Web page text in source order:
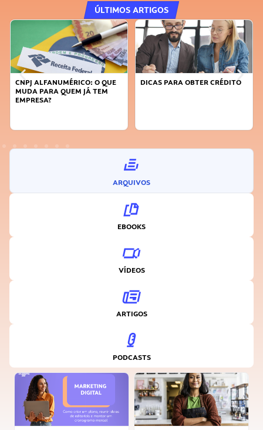
ÚLTIMOS ARTIGOS
CNPJ ALFANUMÉRICO: O QUE
MUDA PARA QUEM JÁ TEM
EMPRESA?
DICAS PARA OBTER CRÉDITO
ARQUIVOS
EBOOKS
VÍDEOS
ARTIGOS
PODCASTS